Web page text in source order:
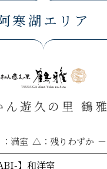
寒湖エリア
ん遊久の里 鶴雅
：満室 △ ：残りわずか －